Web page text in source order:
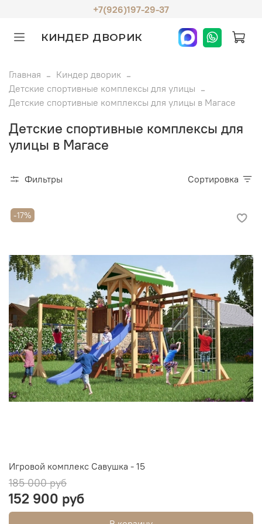
+7(926)197-29-37
КИНДЕР ДВОРИК
Главная
Киндер дворик
Детские спортивные комплексы для улицы
Детские спортивные комплексы для улицы в Магасе
Детские спортивные комплексы для
улицы в Магасе
Фильтры Сортировка
-17%
Игровой комплекс Савушка - 15
185 000 руб
152 900 руб